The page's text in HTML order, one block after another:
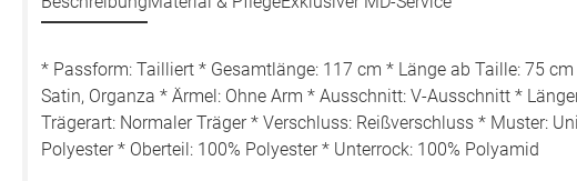
* Passform: Tailliert * Gesamtlänge: 117 cm * Länge ab Taille: 75
Satin, Organza * Ärmel: Ohne Arm * Ausschnitt: V-Ausschnitt *
Trägerart: Normaler Träger * Verschluss: Reißverschluss * Muster:
Polyester * Oberteil: 100% Polyester * Unterrock: 100% Polyamid